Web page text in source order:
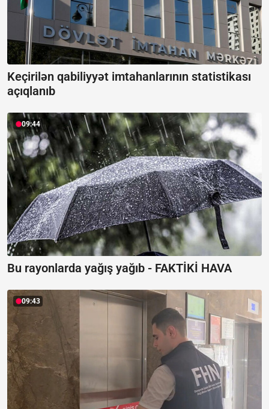
Keçirilən qabiliyyət imtahanlarının statistikası
açıqlanıb
09:44
Bu rayonlarda yağış yağıb - FAKTİKİ HAVA
09:43